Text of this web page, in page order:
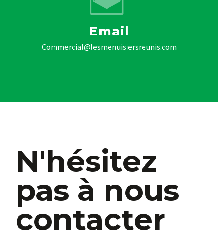
Email
commercial@lesmenuisiersreunis.com
N'hésitez
pas à nous
contacter